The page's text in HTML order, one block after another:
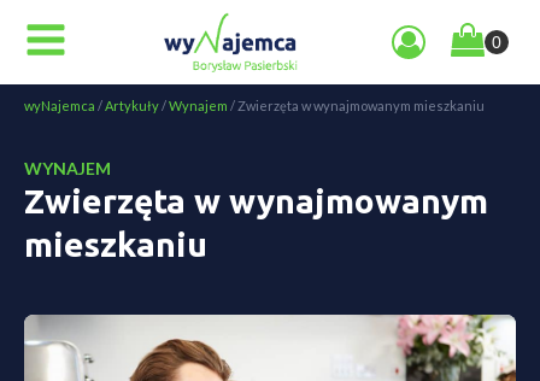
wyNajemca /Artykuły/Wynajem /Zwierzęta w wynajmowanym mieszkaniu
WYNAJEM
Zwierzęta w wynajmowanym
mieszkaniu